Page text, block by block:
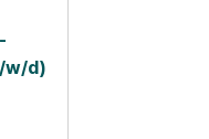
w/d)